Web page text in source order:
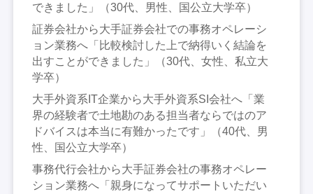
できました」（30代、男性、国公立大学卒）
証券会社から大手証券会社での事務オペレーシ
ョン業務へ「比較検討した上で納得いく結論を
出すことができました」（30代、女性、私立大
学卒）
大手外資系IT企業から大手外資系SI会社へ「業
界の経験者で土地勘のある担当者ならではのア
ドバイスは本当に有難かったです」（40代、男
性、国公立大学卒）
事務代行会社から大手証券会社の事務オペレー
ション業務へ「親身になってサポートいただい